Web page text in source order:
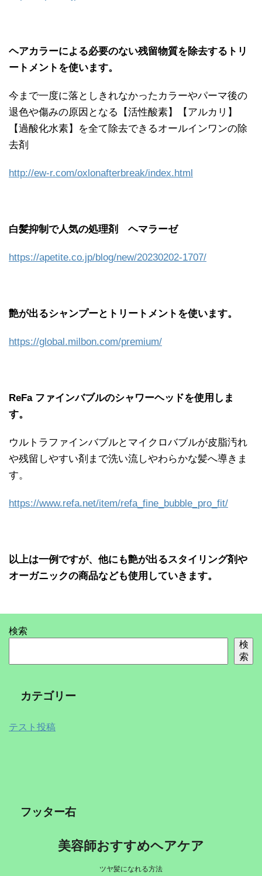
ヘアカラーによる必要のない残留物質を除去するトリ
ートメントを使います。
今まで一度に落としきれなかったカラーやパーマ後の
退色や傷みの原因となる【活性酸素】【アルカリ】
【過酸化水素】を全て除去できるオールインワンの除
去剤
http://ew-r.com/oxlonafterbreak/index.html
白髪抑制で人気の処理剤 ヘマラーゼ
https://apetite.co.jp/blog/new/20230202-1707/
艶が出るシャンプーとトリートメントを使います。
https://global.milbon.com/premium/
ReFa ファインバブルのシャワーヘッドを使用しま
す。
ウルトラファインバブルとマイクロバブルが皮脂汚れ
や残留しやすい剤まで洗い流しやわらかな髪へ導きま
す。
https://www.refa.net/item/refa_fine_bubble_pro_fit/
以上は一例ですが、他にも艶が出るスタイリング剤や
オーガニックの商品なども使用していきます。
検索
検
索
カテゴリー
テスト投稿
フッター右
美容師おすすめヘアケア
ツヤ髪になれる方法